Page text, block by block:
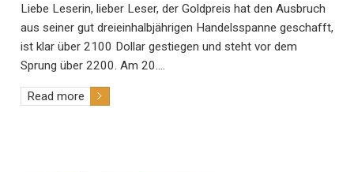
Liebe Leserin, lieber Leser, der Goldpreis hat den Ausbruch
aus seiner gut dreieinhalbjährigen Handelsspanne geschafft,
ist klar über 2100 Dollar gestiegen und steht vor dem
Sprung über 2200. Am 20.…
Read more